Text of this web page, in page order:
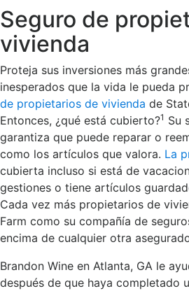
Seguro de
vivienda
Proteja sus inversiones más
inesperados que la vida le pueda
de propietarios de vivienda de
Entonces, ¿qué está cubierto?1 Su
garantiza que puede reparar o
como los artículos que valora. La
cubierta incluso si está de
gestiones o tiene artículos
Cada vez más propietarios de
Farm como su compañía de
encima de cualquier otra
Brandon Wine en Atlanta, GA le
después de que haya completado